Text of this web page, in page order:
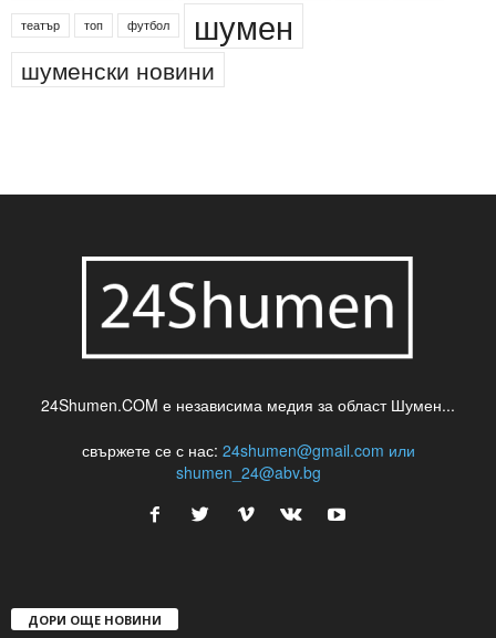
театър топ футбол шумен
шуменски новини
24Shumen.COM е независима медия за област Шумен...
свържете се с нас: 24shumen@gmail.com или
shumen_24@abv.bg
ДОРИ ОЩЕ НОВИНИ